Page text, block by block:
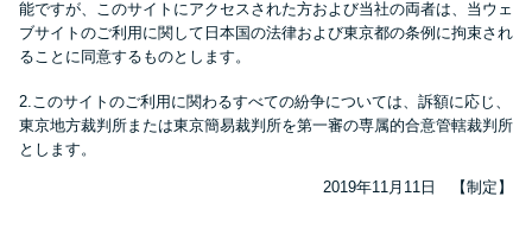
能ですが、このサイトにアクセスされた方および当社の両者は、当ウェ
ブサイトのご利用に関して日本国の法律および東京都の条例に拘束され
ることに同意するものとします。
2.このサイトのご利用に関わるすべての紛争については、訴額に応じ、
東京地方裁判所または東京簡易裁判所を第一審の専属的合意管轄裁判所
とします。
2019年11月11日 【制定】